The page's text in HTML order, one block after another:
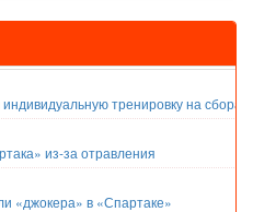
тренировку на
из-за отравления
«джокера» в «Спартаке»